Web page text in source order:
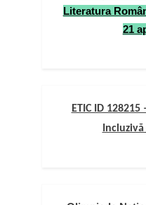
Literatura
21
ETIC ID